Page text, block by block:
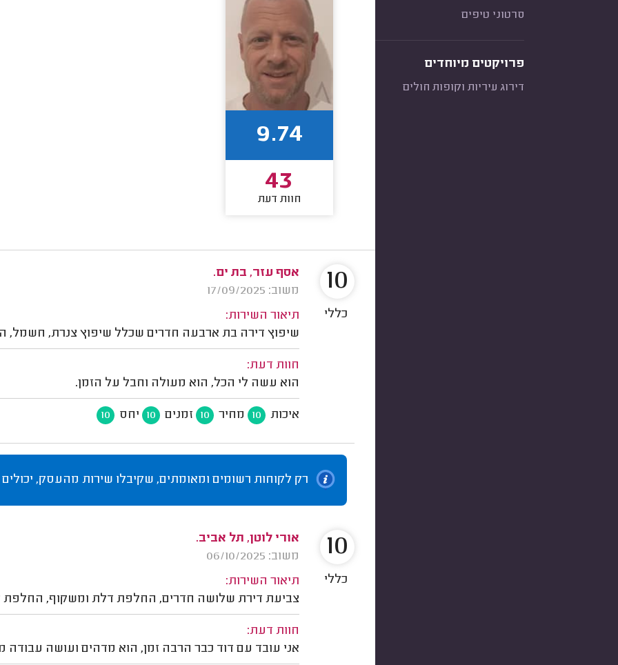
סרטוני טיפים
פרויקטים מיוחדים
דירוג עיריות וקופות חולים
9.74
43
חוות דעת
אסף עזר, בת ים.
משוב: 17/09/2025
תיאור השירות:
שיפוץ דירה בת ארבעה חדרים שכלל שיפוץ צנרת, חשמל,
חוות דעת:
הוא עשה לי הכל, הוא מעולה וחבל על הזמן.
איכות 10 מחיר 10 זמנים 10 יחס 10
10
כללי
רק לקוחות רשומים ומאומתים, שקיבלו שירות מהעסק,
אורי לוטן, תל אביב.
משוב: 06/10/2025
תיאור השירות:
צביעת דירת שלושה חדרים, החלפת דלת ומשקוף, החלפת
חוות דעת:
אני עובד עם דוד כבר הרבה זמן, הוא מדהים ועושה עבודה
10
כללי